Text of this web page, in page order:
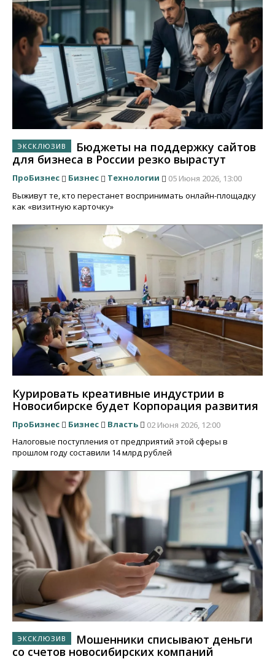
Бюджеты на поддержку сайтов
для бизнеса в России резко вырастут
ПроБизнес Бизнес Технологии
05 Июня 2026, 13:00
Выживут те, кто перестанет воспринимать онлайн-площадку
как «визитную карточку»
Курировать креативные индустрии в
Новосибирске будет Корпорация развития
ПроБизнес Бизнес Власть
02 Июня 2026, 12:00
Налоговые поступления от предприятий этой сферы в
прошлом году составили 14 млрд рублей
Мошенники списывают деньги
со счетов новосибирских компаний